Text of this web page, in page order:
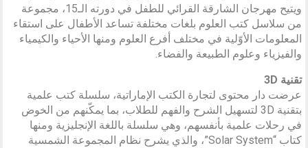
ويتيح مهرجان الشارقة القرائي للطفل في دورته الـ15، مجموعة
من سلاسل كتب العلوم بلغات مختلفة تساعد الأطفال على استقاء
المعلومات الأوّلية في مختلف أفرع العلوم ومنها الأحياء والكيمياء
والفيزياء وعلوم الطبيعة والفضاء.
تقنية 3D
عرضت دار محتوى لتجارة الكتب الإماراتية، سلسلة كتب علمية
بتقنية 3D لتسهيل الشرح والفهم للطلاب، بما يمكّنهم من الخوض
في رحلات علمية بأنفسهم، وهي سلسلة باللغة الإنجليزية ومنها
كتاب “Solar System”، والذي يشرح نظام المجموعة الشمسية